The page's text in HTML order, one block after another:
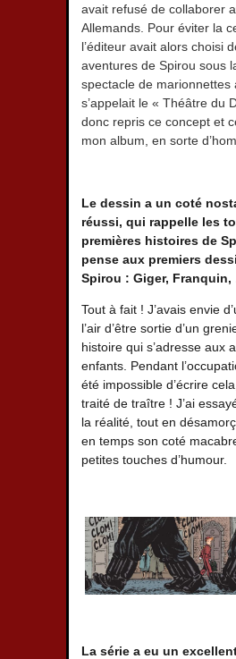
avait refusé de collaborer
Allemands. Pour éviter la
l’éditeur avait alors choisi
aventures de Spirou sous
spectacle de marionnettes
s’appelait le « Théâtre du
donc repris ce concept et
mon album, en sorte
Le dessin a un coté
réussi, qui rappelle les
premières histoires de
pense aux premiers
Spirou : Giger,
Tout à fait ! J’avais envie
l’air d’être sortie d’un
histoire qui s’adresse aux
enfants. Pendant
été impossible d’écrire
traité de traître ! J’ai
la réalité, tout en
en temps son coté
petites touches d’humour.
La série a eu un